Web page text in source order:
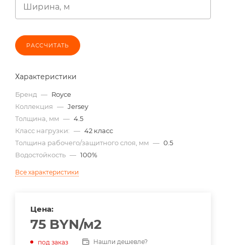
Ширина, м
РАССЧИТАТЬ
Характеристики
Бренд — Royce
Коллекция — Jersey
Толщина, мм — 4.5
Класс нагрузки: — 42 класс
Толщина рабочего/защитного слоя, мм — 0.5
Водостойкость — 100%
Все характеристики
Цена:
75 BYN/м2
под заказ Нашли дешевле?